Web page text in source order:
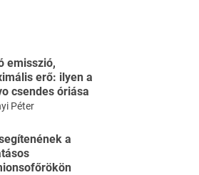
emisszió,
erő: ilyen a
csendes óriása
Péter
a